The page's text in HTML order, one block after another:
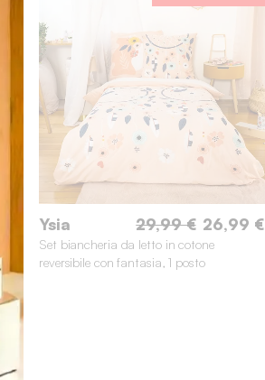
Ysia 29,99 € 26,99 €
Set biancheria da letto in cotone
reversibile con fantasia, 1 posto